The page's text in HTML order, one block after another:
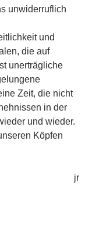
unwiderruflich
und
die auf
unerträgliche
Zeit, die nicht
in der
und wieder.
Köpfen
jr